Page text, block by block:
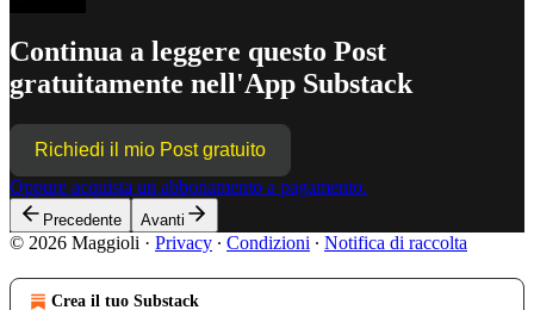
Continua a leggere questo Post
gratuitamente nell'App Substack
Richiedi il mio Post gratuito
Oppure acquista un abbonamento a pagamento.
Precedente Avanti
© 2026 Maggioli · Privacy ∙ Condizioni ∙ Notifica di raccolta
Crea il tuo Substack